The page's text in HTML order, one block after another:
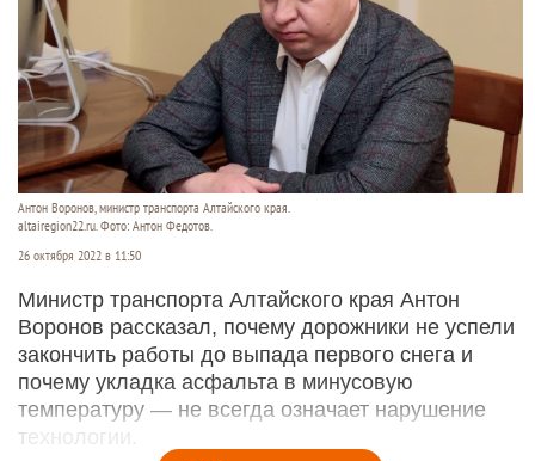
Антон Воронов, министр транспорта Алтайского края.
altairegion22.ru. Фото: Антон Федотов.
26 октября 2022 в 11:50
Министр транспорта Алтайского края Антон
Воронов рассказал, почему дорожники не успели
закончить работы до выпада первого снега и
почему укладка асфальта в минусовую
температуру — не всегда означает нарушение
технологии.